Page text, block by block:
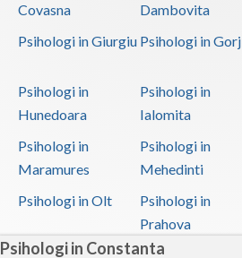
Psihologi in Constanta
Covasna
Dambovita
Psihologi in Giurgiu Psihologi in Gorj
Psihologi in
Hunedoara
Psihologi in
Ialomita
Psihologi in
Maramures
Psihologi in
Mehedinti
Psihologi in Olt
Psihologi in
Prahova